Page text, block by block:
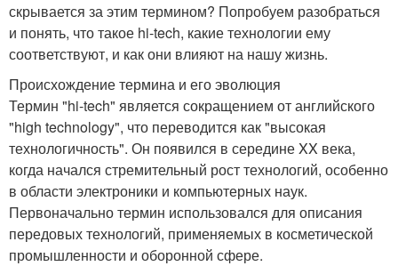
скрывается за этим термином? Попробуем разобраться
и понять, что такое hi-tech, какие технологии ему
соответствуют, и как они влияют на нашу жизнь.
Происхождение термина и его эволюция
Термин "hi-tech" является сокращением от английского
"high technology", что переводится как "высокая
технологичность". Он появился в середине XX века,
когда начался стремительный рост технологий, особенно
в области электроники и компьютерных наук.
Первоначально термин использовался для описания
передовых технологий, применяемых в косметической
промышленности и оборонной сфере.